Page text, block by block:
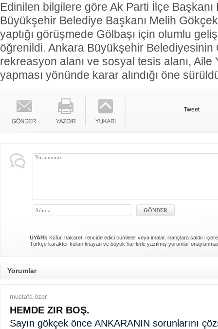
Edinilen bilgilere göre Ak Parti İlçe
Büyükşehir Belediye Başkanı Melih
yaptığı görüşmede Gölbaşı için olumlu
öğrenildi. Ankara Büyükşehir Belediyesinin
rekreasyon alanı ve sosyal tesis alanı, Aile
yapması yönünde karar alındığı öne
Tweet
UYARI: Küfür, hakaret, rencide edici cümleler veya imalar, inançlara saldırı
Türkçe karakter kullanılmayan ve büyük harflerle yazılmış yorumlar
Yorumlar
mustafa özer
HEMDE ZIR BOŞ.
Sayın gökçek önce ANKARANIN sorunlarını